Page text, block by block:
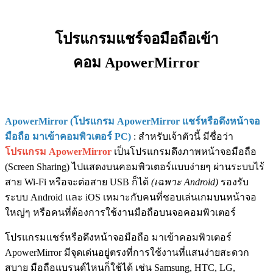
โปรแกรมแชร์จอมือถือเข้า
คอม ApowerMirror
ApowerMirror (โปรแกรม ApowerMirror แชร์หรือดึงหน้าจอ
มือถือ มาเข้าคอมพิวเตอร์ PC) : สำหรับเจ้าตัวนี้ มีชื่อว่า
โปรแกรม ApowerMirror เป็นโปรแกรมดึงภาพหน้าจอมือถือ
(Screen Sharing) ไปแสดงบนคอมพิวเตอร์แบบง่ายๆ ผ่านระบบไร้
สาย Wi-Fi หรือจะต่อสาย USB ก็ได้ (เฉพาะ Android) รองรับ
ระบบ Android และ iOS เหมาะกับคนที่ชอบเล่นเกมบนหน้าจอ
ใหญ่ๆ หรือคนที่ต้องการใช้งานมือถือบนจอคอมพิวเตอร์
โปรแกรมแชร์หรือดึงหน้าจอมือถือ มาเข้าคอมพิวเตอร์
ApowerMirror มีจุดเด่นอยู่ตรงที่การใช้งานที่แสนง่ายสะดวก
สบาย มือถือแบรนด์ไหนก็ใช้ได้ เช่น Samsung, HTC, LG,